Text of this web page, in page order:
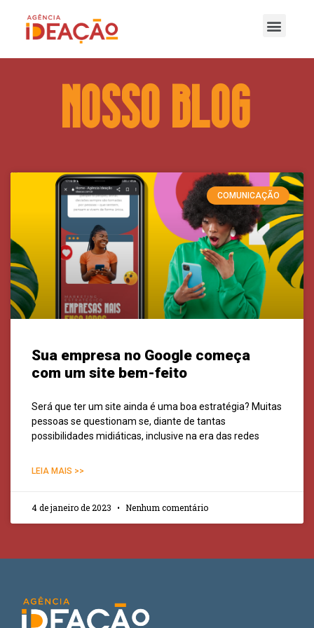
nOSSO bLOG
COMUNICAÇÃO
Sua empresa no Google começa
com um site bem-feito
Será que ter um site ainda é uma boa estratégia? Muitas
pessoas se questionam se, diante de tantas
possibilidades midiáticas, inclusive na era das redes
LEIA MAIS >>
4 de janeiro de 2023 Nenhum comentário